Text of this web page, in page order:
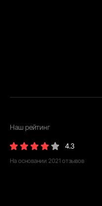
Наш рейтинг
4.3
На основании 2021 отзывов